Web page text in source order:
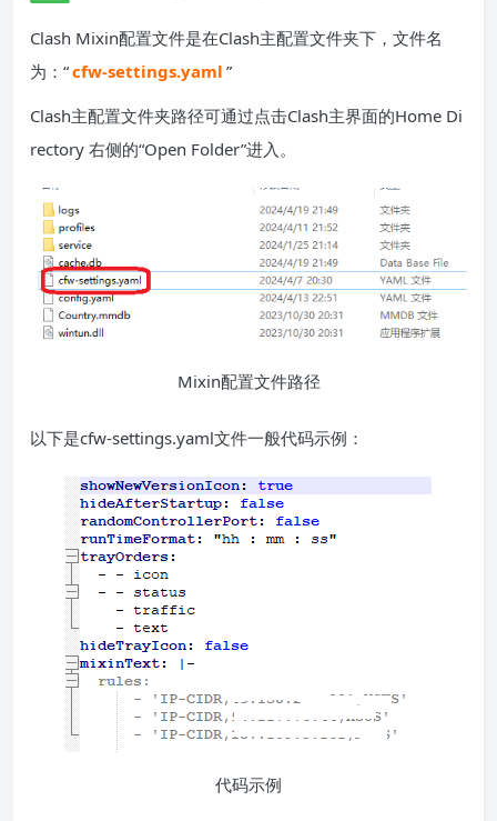
Clash Mixin配置文件是在Clash主配置文件夹下，文件名
为：“cfw-settings.yaml ”
Clash主配置文件夹路径可通过点击Clash主界面的Home Di
rectory 右侧的“Open Folder”进入。
Mixin配置文件路径
以下是cfw-settings.yaml文件一般代码示例：
代码示例